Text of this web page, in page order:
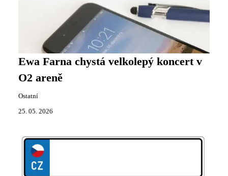
Ewa Farna chystá velkolepý koncert v
O2 areně
Ostatní
25. 05. 2026